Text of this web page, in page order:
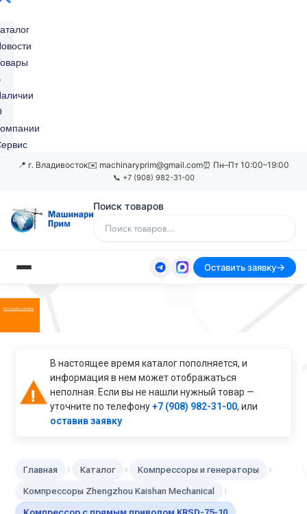
📍 г. Владивосток✉️ machinaryprim@gmail.com⏰ Пн–Пт 10:00–19:00
📞 +7 (908) 982-31-00
Поиск товаров
Оставить заявку
Оставить заявку
В настоящее время каталог пополняется, и
информация в нем может отображаться
неполная. Если вы не нашли нужный товар —
уточните по телефону+7 (908) 982-31-00, или
оставив заявку
Главная › Каталог › Компрессоры и генераторы ›
Компрессоры Zhengzhou Kaishan Mechanical ›